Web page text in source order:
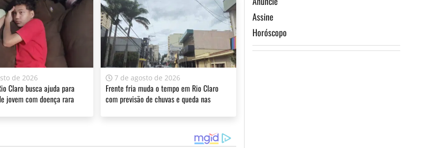
firme e temperaturas mais elevadas ao longo do dia,
aos 33°C em Santos.
e a manhã de ontem devido a uma frente fria foi de 4,9
pois a frente fria está em direção ao Rio de Janeiro.
informação de qualidade e credibilidade. Apoie o jornalismo
de 2026
Claro busca ajuda para
jovem com doença rara
7 de agosto de 2026
Frente fria muda o tempo em Rio Claro
com previsão de chuvas e queda nas
Assine
Horóscopo